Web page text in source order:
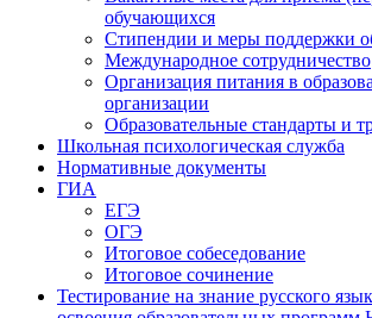
обучающихся
Стипендии и меры поддержки
Международное сотрудничество
Организация питания в
организации
Образовательные стандарты и
Школьная психологическая служба
Нормативные документы
ГИА
ЕГЭ
ОГЭ
Итоговое собеседование
Итоговое сочинение
Тестирование на знание русского